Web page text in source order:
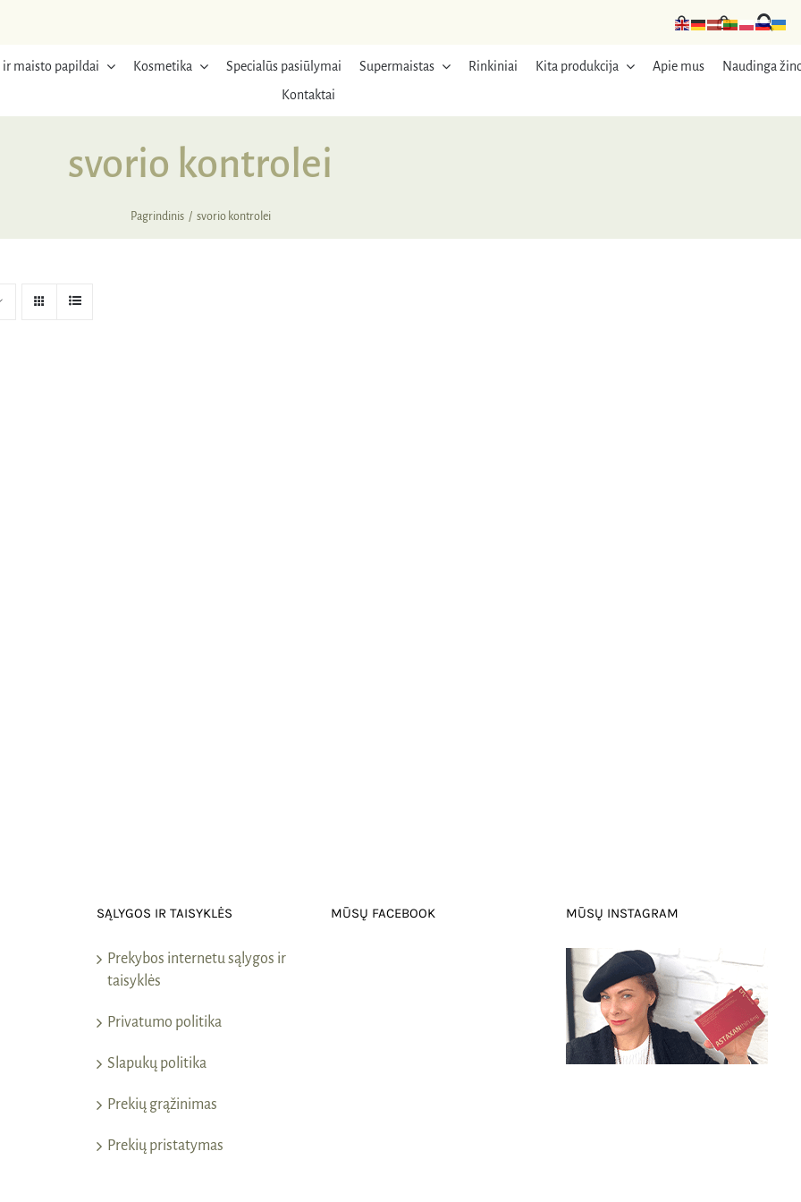
maisto papildai Kosmetika Specialūs pasiūlymai Supermaistas Rinkiniai Kita produkcija Apie mus
Naudinga
Kontaktai
svorio kontrolei
Pagrindinis svorio kontrolei
SĄLYGOS IR TAISYKLĖS
Prekybos internetu sąlygos ir
taisyklės
Privatumo politika
Slapukų politika
Prekių grąžinimas
Prekių pristatymas
MŪSŲ FACEBOOK MŪSŲ INSTAGRAM